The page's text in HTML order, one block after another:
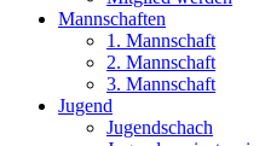
Mannschaften
1. Mannschaft
2. Mannschaft
3. Mannschaft
Jugend
Jugendschach